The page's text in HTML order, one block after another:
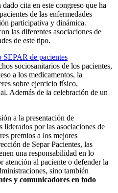
cita en este congreso que ha
de las enfermedades
participativa y dinámica.
las diferentes asociaciones de
de este tipo.
SEPAR de pacientes
sociosanitarios de los pacientes,
a los medicamentos, la
sobre ejercicio físico,
Además de la celebración de un
a la presentación de
liderados por las asociaciones de
premios a los mejores
de Separ Pacientes, las
una responsabilidad en lo
atención al paciente o defender la
sino también
y comunicadores en todo